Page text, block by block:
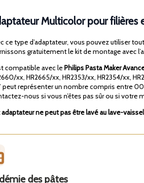
Multicolor pour filières
ce type d’adaptateur, vous pouvez utiliser
gratuitement le kit de montage avec
compatible avec lePhilips Pasta Maker
xx, HR2665/xx, HR2353/xx, HR2354/xx,
peut représenter un nombre compris entre
nous si vous n’êtes pas sûr ou si votre
ne peut pas être lavé au lave-
des pâtes